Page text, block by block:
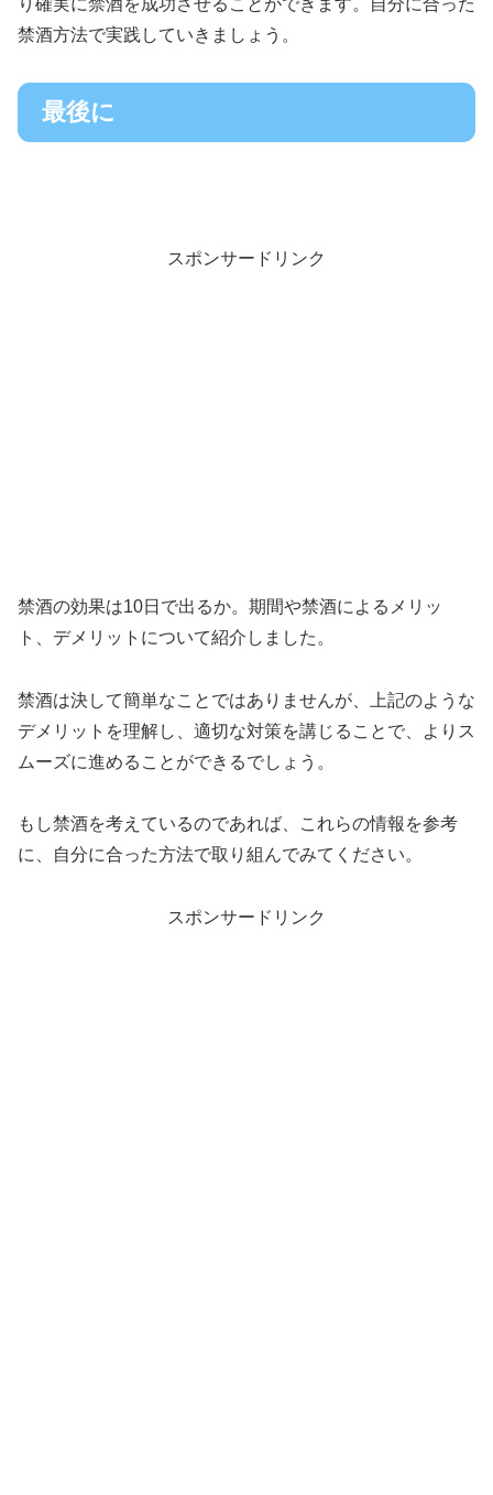
り確実に禁酒を成功させることができます。自分に合った
禁酒方法で実践していきましょう。
最後に
スポンサードリンク
禁酒の効果は10日で出るか。期間や禁酒によるメリッ
ト、デメリットについて紹介しました。
禁酒は決して簡単なことではありませんが、上記のような
デメリットを理解し、適切な対策を講じることで、よりス
ムーズに進めることができるでしょう。
もし禁酒を考えているのであれば、これらの情報を参考
に、自分に合った方法で取り組んでみてください。
スポンサードリンク